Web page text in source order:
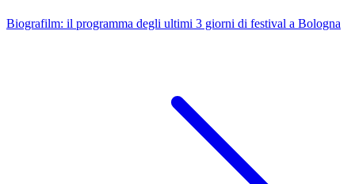
Biografilm: il programma degli ultimi 3 giorni di festival a Bologna